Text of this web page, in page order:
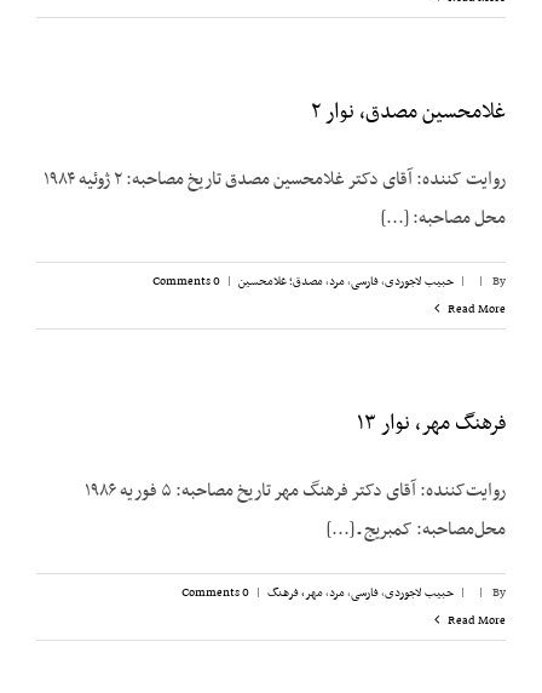
غلامحسین مصدق، نوار ۲
روایت کننده: آقای دکتر غلامحسین مصدق تاریخ مصاحبه: ۲ ژوئیه ۱۹۸۴
محل مصاحبه: [...]
By
|
| حبیب لاجوردی,فارسی,مرد,مصدق؛ غلامحسین |
0 Comments
Read More
فرهنگ مهر، نوار ۱۳
روایت‌کننده: آقای دکتر فرهنگ مهر تاریخ مصاحبه: ۵ فوریه ۱۹۸۶
محل‌مصاحبه: کمبریج ـ [...]
By
|
| حبیب لاجوردی,فارسی,مرد,مهر، فرهنگ |
0 Comments
Read More